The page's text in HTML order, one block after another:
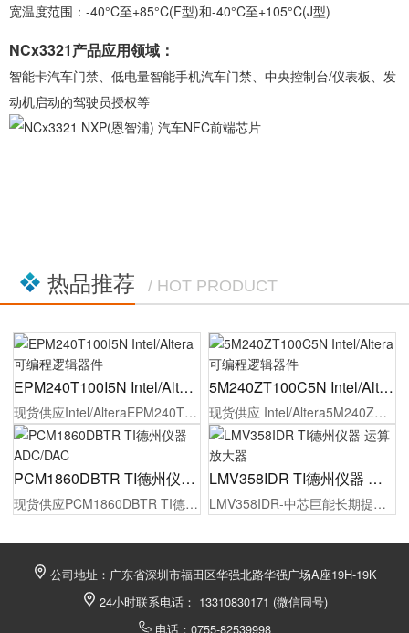
宽温度范围：-40°C至+85°C(F型)和-40°C至+105°C(J型)
NCx3321产品应用领域：
智能卡汽车门禁、低电量智能手机汽车门禁、中央控制台/仪表板、发
动机启动的驾驶员授权等
热品推荐 / HOT PRODUCT
EPM240T100I5N Intel/Altera 可编程逻辑器件
现货供应Intel/AlteraEPM240T100I5N可编程逻辑器件，原厂代理商授权，100%原装正品，同时为制造工厂的采购人员/工程师提供报价，选型指导，样品测试，技术支持，配备1对1专属等服务。
5M240ZT100C5N Intel/Altera 可编程逻辑器件
现货供应 Intel/Altera5M240ZT100C5N可编程逻辑器件，原厂代理商授权，100%原装正品，同时为制造工厂的采购人员/工程师提供报价，选型指导，样品测试，技术支持，配备1对1专属等服务。
PCM1860DBTR TI德州仪器 ADC/DAC
现货供应PCM1860DBTR TI德州仪器 ADC/DAC，原厂代理商授权，100%原装正品，同时为制造工厂的采购人员/工程师提供报价，选型，样品测试，技术支持，配备1对1专属等服务。
LMV358IDR TI德州仪器 运算放大器
LMV358IDR-中芯巨能长期提供竞争力的价格、订货及技术支持，TI德州仪器代理货源稳定。现货供应，最快2小时发货，满足您从研发到批量生产的所有大小批量采购需求！欢迎贸易商和终端客户询价。
公司地址：广东省深圳市福田区华强北路华强广场A座19H-19K
24小时联系电话： 13310830171 (微信同号)
电话：0755-82539998